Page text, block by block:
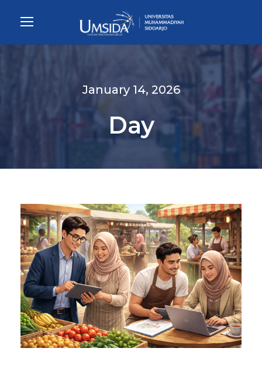
January 14, 2026
Day